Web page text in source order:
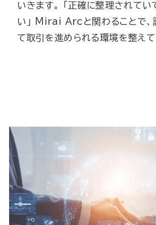
いきます。
「正確に整理されてい
い」
Mirai Arcと関わることで、
て取引を進められる環境を整えて